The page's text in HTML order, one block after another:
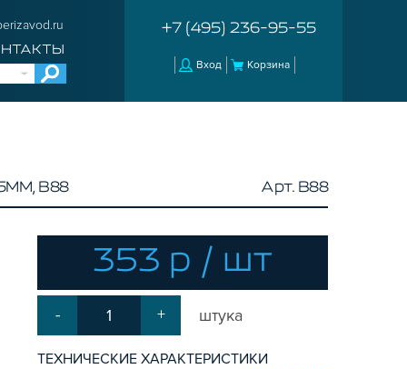
+7 (495) 236-95-55
Вход Корзина
B88 Арт. B88
353 р / шт
- + штука
ТЕХНИЧЕСКИЕ ХАРАКТЕРИСТИКИ